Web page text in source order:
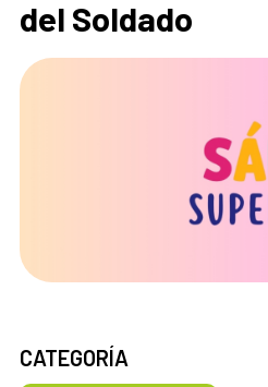
del Soldado
CATEGORÍA